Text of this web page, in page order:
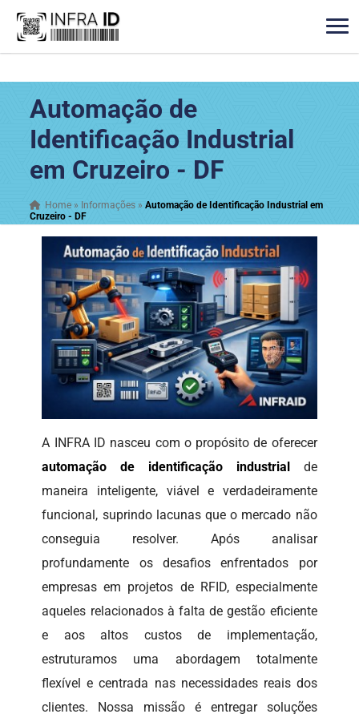
Automação de
Identificação Industrial
em Cruzeiro - DF
Home » Informações »Automação de Identificação Industrial em
Cruzeiro - DF
A INFRA ID nasceu com o propósito de oferecer
automação de identificação industrial
de
maneira inteligente, viável e verdadeiramente
funcional, suprindo lacunas que o mercado não
conseguia resolver. Após analisar
profundamente os desafios enfrentados por
empresas em projetos de RFID, especialmente
aqueles relacionados à falta de gestão eficiente
e aos altos custos de implementação,
estruturamos uma abordagem totalmente
flexível e centrada nas necessidades reais dos
clientes. Nossa missão é entregar soluções